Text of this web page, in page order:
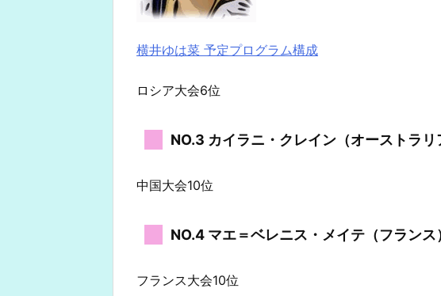
横井ゆは菜 予定プログラム構成
ロシア大会6位
NO.3 カイラニ・クレイン（オーストラリ
中国大会10位
NO.4 マエ＝ベレニス・メイテ（フランス
フランス大会10位